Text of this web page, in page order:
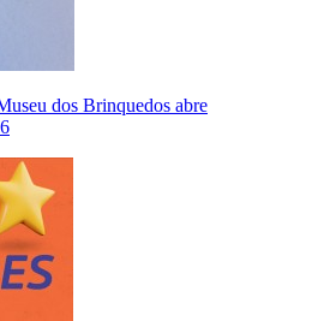
dos Brinquedos abre